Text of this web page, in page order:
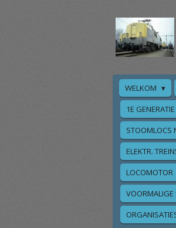
WELKOM
1E
STOOMLOCS
ELEKTR.
LOCOMOTOR
VOORMALIGE